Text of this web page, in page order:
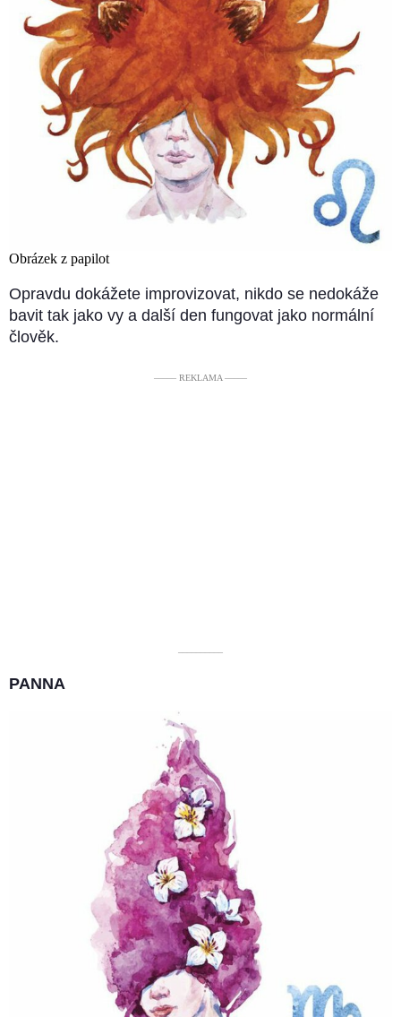
Obrázek z papilot
Opravdu dokážete improvizovat, nikdo se nedokáže
bavit tak jako vy a další den fungovat jako normální
člověk.
––––– REKLAMA –––––
––––––––––
PANNA